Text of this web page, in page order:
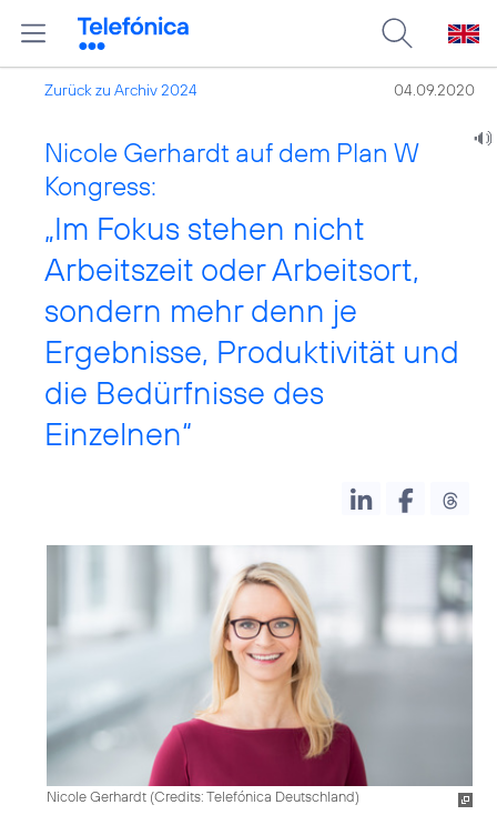
Zurück zu Archiv 2024 04.09.2020
Nicole Gerhardt auf dem Plan W
Kongress:
„Im Fokus stehen nicht
Arbeitszeit oder Arbeitsort,
sondern mehr denn je
Ergebnisse, Produktivität und
die Bedürfnisse des
Einzelnen“
Nicole Gerhardt (Credits: Telefónica Deutschland)